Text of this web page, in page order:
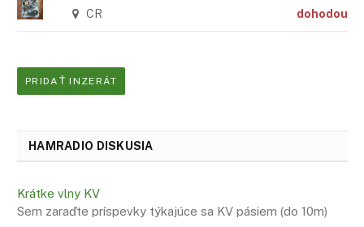
CR dohodou
PRIDAŤ INZERÁT
HAMRADIO DISKUSIA
Krátke vlny KV
Sem zaraďte príspevky týkajúce sa KV pásiem (do 10m)